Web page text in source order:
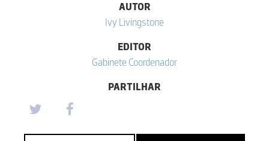
AUTOR
Ivy Livingstone
EDITOR
Gabinete Coordenador
PARTILHAR